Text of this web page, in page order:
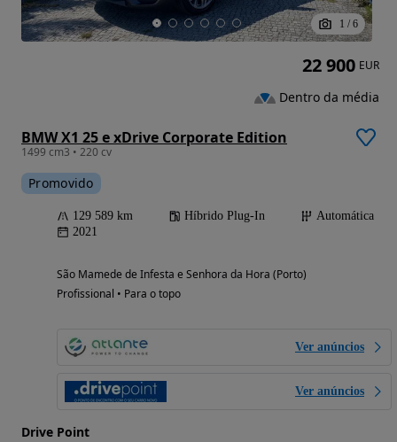
1 / 6
BMW X1 25 e xDrive Corporate Edition
1499 cm3 • 220 cv
Promovido
129 589 km Híbrido Plug-In
Automática
2021
São Mamede de Infesta e Senhora da Hora (Porto)
Profissional • Para o topo
Ver anúncios
Ver anúncios
Drive Point
22 900 EUR
Dentro da média